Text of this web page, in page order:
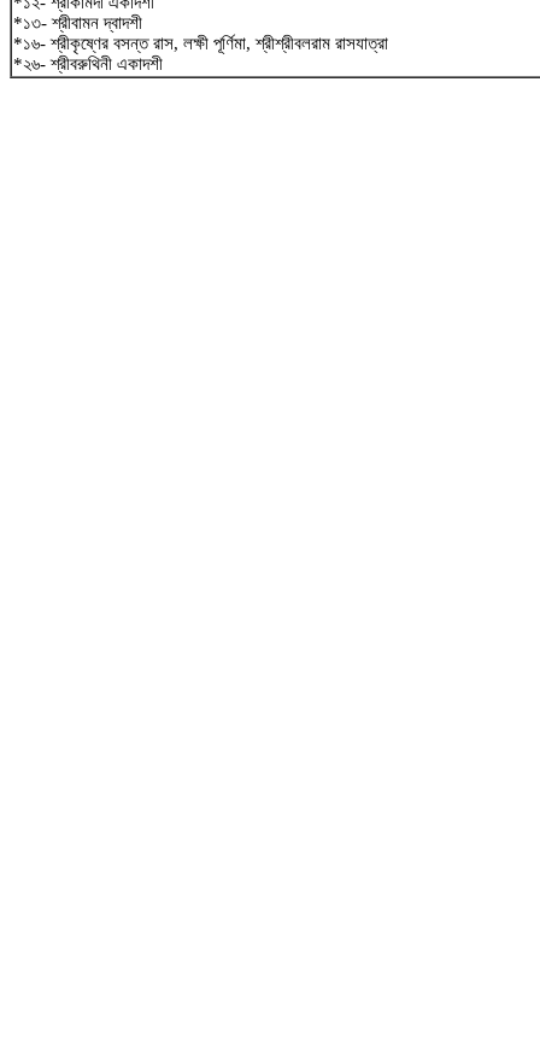
*১৩- শ্রীবামন দ্বাদশী
*১৬- শ্রীকৃষ্ণের বসন্ত রাস, লক্ষী পূর্ণিমা, শ্রীশ্রীবলরাম রাসযাত্রা
*২৬- শ্রীবরুথিনী একাদশী